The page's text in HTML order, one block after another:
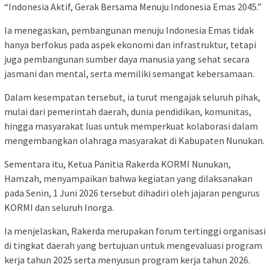
“Indonesia Aktif, Gerak Bersama Menuju Indonesia Emas 2045.”
Ia menegaskan, pembangunan menuju Indonesia Emas tidak
hanya berfokus pada aspek ekonomi dan infrastruktur, tetapi
juga pembangunan sumber daya manusia yang sehat secara
jasmani dan mental, serta memiliki semangat kebersamaan.
Dalam kesempatan tersebut, ia turut mengajak seluruh pihak,
mulai dari pemerintah daerah, dunia pendidikan, komunitas,
hingga masyarakat luas untuk memperkuat kolaborasi dalam
mengembangkan olahraga masyarakat di Kabupaten Nunukan.
Sementara itu, Ketua Panitia Rakerda KORMI Nunukan,
Hamzah, menyampaikan bahwa kegiatan yang dilaksanakan
pada Senin, 1 Juni 2026 tersebut dihadiri oleh jajaran pengurus
KORMI dan seluruh Inorga.
Ia menjelaskan, Rakerda merupakan forum tertinggi organisasi
di tingkat daerah yang bertujuan untuk mengevaluasi program
kerja tahun 2025 serta menyusun program kerja tahun 2026.